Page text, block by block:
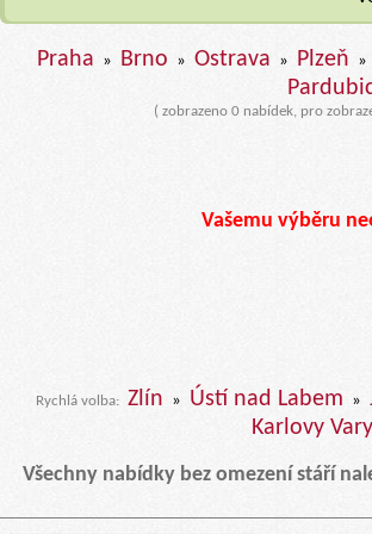
Praha » Brno » Ostrava » Plzeň »
( zobrazeno 0 nabídek, pro
Vašemu výběru
Rychlá volba: Zlín » Ústí nad Labem »
Karlovy Vary
Všechny nabídky bez omezení stáří